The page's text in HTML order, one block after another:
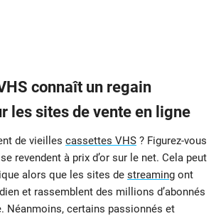
connaît un regain
les sites de vente en ligne
de vieilles cassettes VHS ? Figurez-vous
revendent à prix d’or sur le net. Cela peut
alors que les sites de streaming ont
et rassemblent des millions d’abonnés
Néanmoins, certains passionnés et